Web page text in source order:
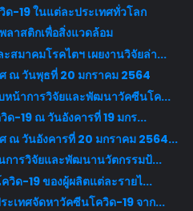
-19 ในแต่ละประเทศทั่วโลก
าสติกเพื่อสิ่งแวดล้อม
สมาคมโรคไตฯ เผยงานวิจัยล่า...
ณ วันพุธที่ 20 มกราคม 2564
หน้าการวิจัยและพัฒนาวัคซีนโค...
-19 ณ วันอังคารที่ 19 มกร...
ณ วันอังคารที่ 20 มกราคม 2564...
การวิจัยและพัฒนานวัตกรรมป้...
วิด-19 ของผู้ผลิตแต่ละรายไ...
ะเทศจัดหาวัคซีนโควิด-19 จาก...